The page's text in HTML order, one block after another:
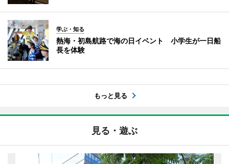
学ぶ・知る
熱海・初島航路で海の日イベント 小学生が一日船
長を体験
もっと見る
見る・遊ぶ